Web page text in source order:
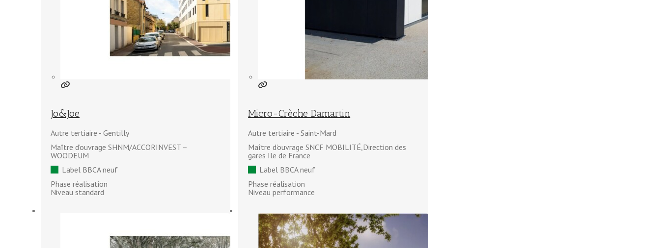
Jo&Joe
Autre tertiaire
Gentilly
Maître d'ouvrage SHNM/ACCORINVEST –
WOODEUM
Label BBCA neuf
Phase réalisation
Niveau standard
Micro-Crèche Damartin
Autre tertiaire
Saint-Mard
Maître d'ouvrage SNCF MOBILITÉ,Direction des
gares Ile de France
Label BBCA neuf
Phase réalisation
Niveau performance